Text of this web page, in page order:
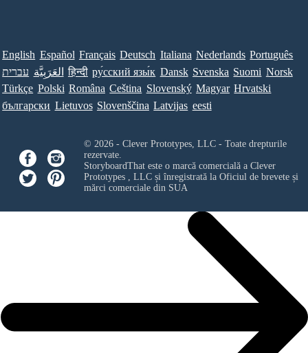
English Español Français Deutsch Italiana Nederlands Português
עברית العَرَبِيَّة हिन्दी ру́сский язы́к Dansk Svenska Suomi Norsk
Türkçe Polski Româna Ceština Slovenský Magyar Hrvatski
български Lietuvos Slovenščina Latvijas eesti
© 2026 - Clever Prototypes, LLC - Toate drepturile
rezervate.
StoryboardThat este o marcă comercială a Clever
Prototypes , LLCși înregistrată la Oficiul de brevete și
mărci comerciale din SUA